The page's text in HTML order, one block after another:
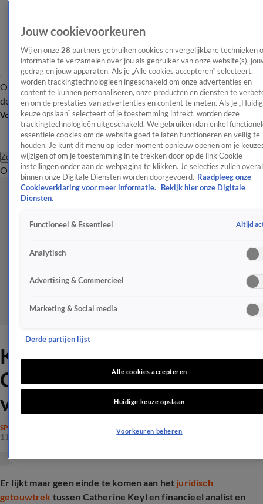
OverzichtAfleveringen Entertainment TV Algemeen
Tip
de redactieNieuwsbrief
Volg Shownieuws
Zoeken
OverzichtEntertainmentSpraakmakendRealityCrimeVideo's
Keiharde aanval op
Catherine Keyl: 'Geestelijk
verkracht'
SPRAAKMAKEND
11 mrt 2025, 20:04
Er lijkt maar geen einde te komen aan het juridisch
getouwtrek tussen Catherine Keyl en financieel analist en
Jouw cookievoorkeuren
Wij en onze 28 partners gebruiken cookies en vergelijkbare technieken
informatie te verzamelen over jou als gebruiker van onze website(s),
gedrag en jouw apparaten. Als je „Alle cookies accepteren” selecteert,
worden trackingtechnologieën ingeschakeld om onze advertenties en
content te kunnen personaliseren, onze producten en diensten te
en om de prestaties van advertenties en content te meten. Als je
keuze opslaan” selecteert of je toestemming intrekt, worden deze
trackingtechnologieën uitgeschakeld. We gebruiken dan enkel
essentiële cookies om de website goed te laten functioneren en veilig te
houden. Je kunt dit menu op ieder moment opnieuw openen om je
wijzigen of om je toestemming in te trekken door op de link Cookie-
instellingen onder aan de webpagina te klikken. Je selecties zullen overal
binnen onze Digitale Diensten worden doorgevoerd. Raadpleeg onze
Cookieverklaring voor meer informatie.
Bekijk hier onze Digitale
Diensten.
Functioneel & Essentieel Altijd
Analytisch
Advertising & Commercieel
Marketing & Social media
Derde partijen lijst
Alle cookies accepteren
Huidige keuze opslaan
Voorkeuren beheren